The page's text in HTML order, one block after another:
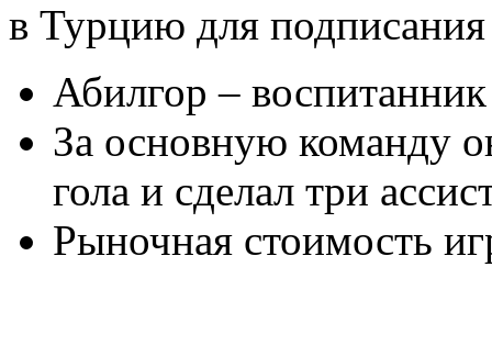
в Турцию для подписания
Абилгор –
За основную команду
гола и сделал три
Рыночная стоимость